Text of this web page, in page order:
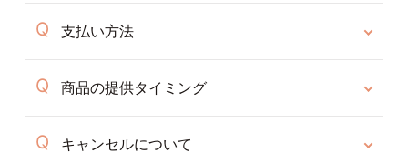
支払い方法
商品の提供タイミング
キャンセルについて